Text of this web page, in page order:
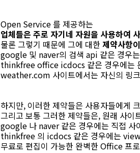
Open Service 를 제공하는
업체들은 주로 자기네 자원을 사용하여
물론 그렇기 때문에 그에 대한제약사항
google 및 naver의 검색 api 같은 경우
thinkfree office icdocs 같은 경우에는
weather.com 사이트에서는 자신의 링
하지만, 이러한 제약들은 사용자들에게
그리고 보통 그러한 제약들은, 원래 사
google 나 naver 같은 경우에는 직접 사
thinkfree 의 icdocs 같은 경우에는
무료로 편집이 가능한 완벽한 Office 프